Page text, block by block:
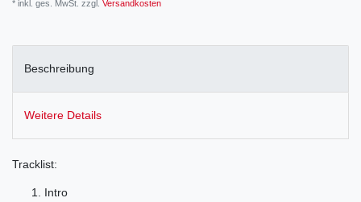
* inkl. ges. MwSt. zzgl. Versandkosten
Beschreibung
Weitere Details
Tracklist:
Intro